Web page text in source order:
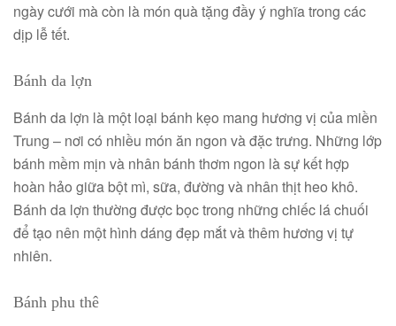
ngày cưới mà còn là món quà tặng đầy ý nghĩa trong các
dịp lễ tết.
Bánh da lợn
Bánh da lợn là một loại bánh kẹo mang hương vị của miền
Trung – nơi có nhiều món ăn ngon và đặc trưng. Những lớp
bánh mềm mịn và nhân bánh thơm ngon là sự kết hợp
hoàn hảo giữa bột mì, sữa, đường và nhân thịt heo khô.
Bánh da lợn thường được bọc trong những chiếc lá chuối
để tạo nên một hình dáng đẹp mắt và thêm hương vị tự
nhiên.
Bánh phu thê